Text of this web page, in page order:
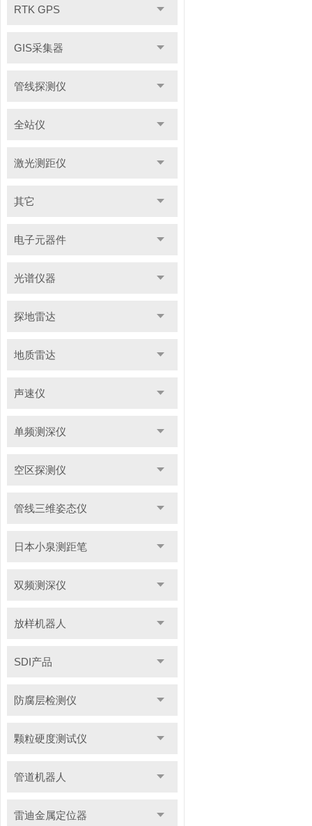
RTK GPS
GIS采集器
管线探测仪
全站仪
激光测距仪
其它
电子元器件
光谱仪器
探地雷达
地质雷达
声速仪
单频测深仪
空区探测仪
管线三维姿态仪
日本小泉测距笔
双频测深仪
放样机器人
SDI产品
防腐层检测仪
颗粒硬度测试仪
管道机器人
雷迪金属定位器